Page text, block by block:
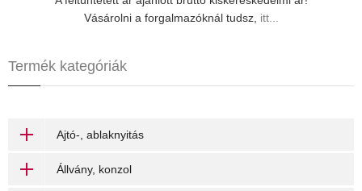
Vásárolni a forgalmazóknál tudsz, itt...
Termék kategóriák
Ajtó-, ablaknyitás
Állvány, konzol